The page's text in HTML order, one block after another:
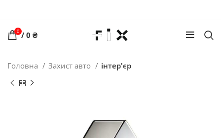
0 / 0 ₴
Головна Захист авто інтер'єр